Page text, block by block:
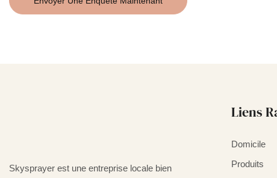
Skysprayer est une entreprise locale bien
Liens
Domicile
Produits